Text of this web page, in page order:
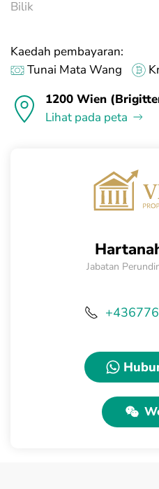
Bilik
Kaedah pembayaran:
Tunai Mata Wang
1200 Wien
Lihat pada peta
Jabatan